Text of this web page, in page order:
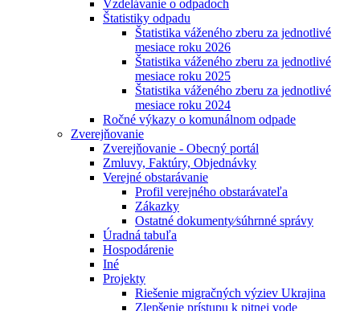
Vzdelávanie o odpadoch
Štatistiky odpadu
Štatistika váženého zberu za jednotlivé
mesiace roku 2026
Štatistika váženého zberu za jednotlivé
mesiace roku 2025
Štatistika váženého zberu za jednotlivé
mesiace roku 2024
Ročné výkazy o komunálnom odpade
Zverejňovanie
Zverejňovanie - Obecný portál
Zmluvy, Faktúry, Objednávky
Verejné obstarávanie
Profil verejného obstarávateľa
Zákazky
Ostatné dokumenty⁄súhrnné správy
Úradná tabuľa
Hospodárenie
Iné
Projekty
Riešenie migračných výziev Ukrajina
Zlepšenie prístupu k pitnej vode